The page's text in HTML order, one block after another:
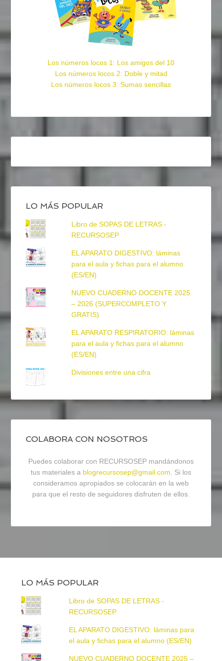
Los números locos 1: Los amigos del 10
Los números locos 2: Doble y mitad
Los números locos 3: Sumas sencillas
LO MÁS POPULAR
Libro de SOPAS DE LETRAS -
RECURSOSEP
EL APARATO DIGESTIVO: láminas
para el aula y fichas para el alumno
(ES/EN)
NUEVO CUADERNO DOCENTE 2025
– 2026 (SUPERCOMPLETO Y
GRATIS)
EL APARATO RESPIRATORIO: láminas
para el aula y fichas para el alumno
(ES/EN)
Divisiones entre una cifra
COLABORA CON NOSOTROS
Puedes colaborar con RECURSOSEP mandándonos
tus materiales a blogrecursosep@gmail.com. Si los
consideramos apropiados se colocarán en la web
para que el resto de seguidores disfruten de ellos.
LO MÁS POPULAR
Libro de SOPAS DE LETRAS -
RECURSOSEP
EL APARATO DIGESTIVO: láminas para
el aula y fichas para el alumno (ES/EN)
NUEVO CUADERNO DOCENTE 2025 –